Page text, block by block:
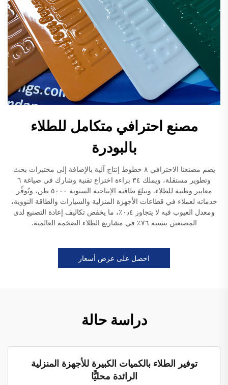
مصنع احترافي متكامل للطلاء
بالبودرة
يضم مصنعنا الاحترافي ٨ خطوط إنتاج آلية بالإضافة إلى مختبرات بحث
وتطوير مستقلة، ويملك ٣٤ براءة اختراع تقنية وشارك في صياغة ٦
معايير وطنية للطلاء. وتبلغ طاقته الإنتاجية السنوية ٥٠٠٠ طن، ويُوفِّر
خدماته لعملاء في قطاعات الأجهزة المنزلية والسيارات والطاقة النووية،
ومعدل العيوب فيه لا يتجاوز ٠٫٤٪، ما يخفض تكاليف إعادة التصنيع لدى
المصنعين بنسبة ٧٦٪ في مشاريع الطلاء الضخمة العالمية.
احصل على عرض أسعار
دراسة حالة
توفير الطلاء بالكميات الكبيرة للأجهزة المنزلية
الرائدة محليًّا